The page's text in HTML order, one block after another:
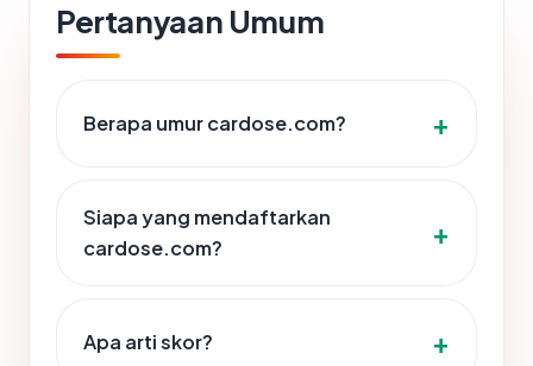
Pertanyaan Umum
Berapa umur cardose.com?
Siapa yang mendaftarkan
cardose.com?
Apa arti skor?